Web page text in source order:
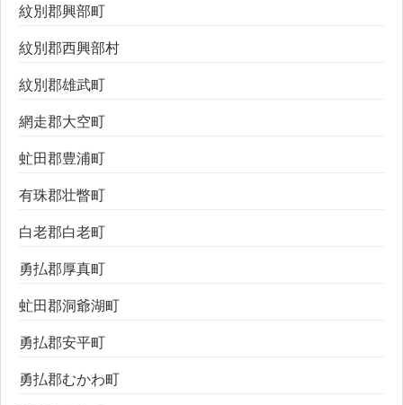
紋別郡興部町
紋別郡西興部村
紋別郡雄武町
網走郡大空町
虻田郡豊浦町
有珠郡壮瞥町
白老郡白老町
勇払郡厚真町
虻田郡洞爺湖町
勇払郡安平町
勇払郡むかわ町